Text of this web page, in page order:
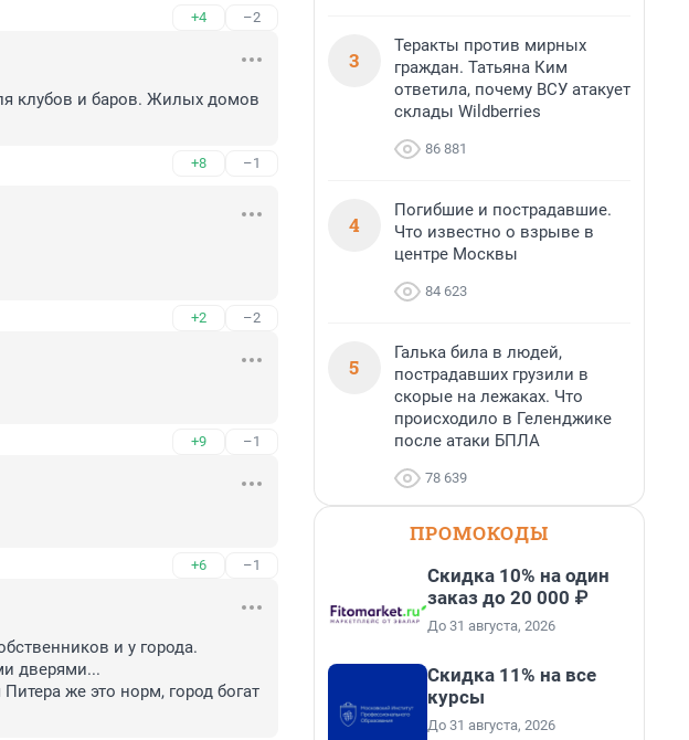
+4 –2
клубов и баров. Жилых домов
+8 –1
+2 –2
+9 –1
+6 –1
и у города.
дверями...
же это норм, город богат
3
Теракты против мирных
граждан. Татьяна Ким
ответила, почему ВСУ атакует
склады Wildberries
86 881
4
Погибшие и пострадавшие.
Что известно о взрыве в
центре Москвы
84 623
5
Галька била в людей,
пострадавших грузили в
скорые на лежаках. Что
происходило в Геленджике
после атаки БПЛА
78 639
ПРОМОКОДЫ
Скидка 10% на один
заказ до 20 000 ₽
До 31 августа, 2026
Скидка 11% на все
курсы
До 31 августа, 2026